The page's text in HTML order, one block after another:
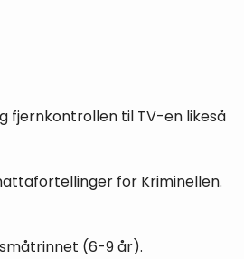
fjernkontrollen til TV-en likeså
for Kriminellen.
(6-9 år).